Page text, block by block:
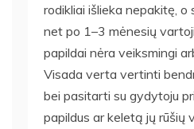
rodikliai išlieka nepakitę, o
net po 1–3 mėnesių
papildai nėra veiksmingi
Visada verta vertinti
bei pasitarti su gydytoju
papildus ar keletą jų rūšių